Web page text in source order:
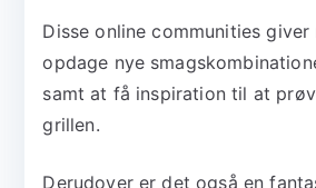
Disse online communities
opdage nye
samt at få inspiration til at
grillen.
Derudover er det også en